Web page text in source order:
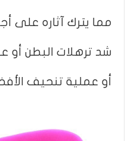
مما يترك آثاره على
شد ترهلات البطن أو
أو عملية تنحيف